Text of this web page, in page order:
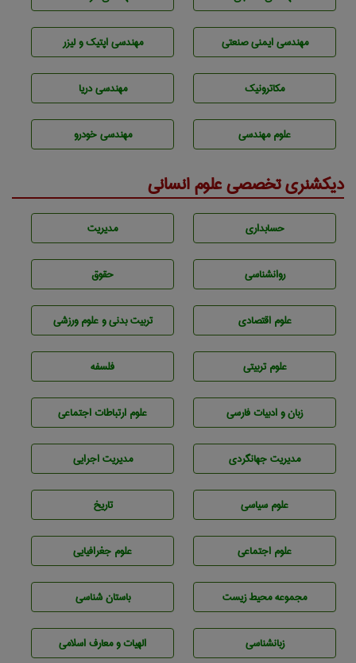
مهندسی ایمنی صنعتی مهندسی اپتیک و لیزر
مکاترونیک مهندسی دریا
علوم مهندسی مهندسی خودرو
دیکشنری تخصصی علوم انسانی
حسابداری مديريت
روانشناسی حقوق
علوم اقتصادی تربيت بدنی و علوم ورزشی
علوم تربيتی فلسفه
زبان و ادبيات فارسی علوم ارتباطات اجتماعی
مديريت جهانگردی مديريت اجرايی
علوم سياسی تاريخ
علوم اجتماعی علوم جغرافيايی
مجموعه محيط زيست باستان شناسی
زبانشناسی الهیات و معارف اسلامی